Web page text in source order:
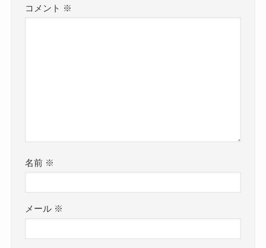
コメント ※
名前 ※
メール ※